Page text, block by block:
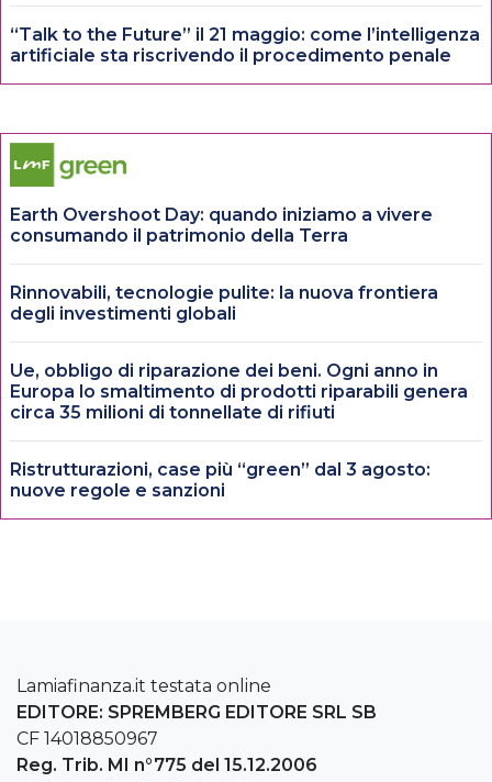
“Talk to the Future” il 21 maggio: come l’intelligenza
artificiale sta riscrivendo il procedimento penale
Earth Overshoot Day: quando iniziamo a vivere
consumando il patrimonio della Terra
Rinnovabili, tecnologie pulite: la nuova frontiera
degli investimenti globali
Ue, obbligo di riparazione dei beni. Ogni anno in
Europa lo smaltimento di prodotti riparabili genera
circa 35 milioni di tonnellate di rifiuti
Ristrutturazioni, case più “green” dal 3 agosto:
nuove regole e sanzioni
Lamiafinanza.it testata online
EDITORE: SPREMBERG EDITORE SRL SB
CF 14018850967
Reg. Trib. MI n°775 del 15.12.2006